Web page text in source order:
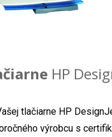
HP
tlačiarne HP
výrobcu s